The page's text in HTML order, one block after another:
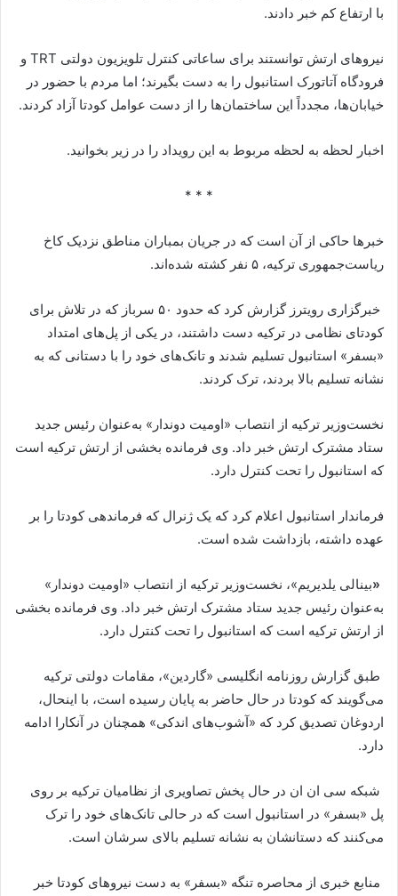
با ارتفاع کم خبر دادند.
نیروهای ارتش توانستند برای ساعاتی کنترل تلویزیون دولتی TRT و
فرودگاه آتاتورک استانبول را به دست بگیرند؛ اما مردم با حضور در
خیابان‌ها، مجدداً این ساختمان‌ها را از دست عوامل کودتا آزاد کردند.
اخبار لحظه به لحظه مربوط به این رویداد را در زیر بخوانید.
* * *
خبرها حاکی از آن است که در جریان بمباران مناطق نزدیک کاخ
ریاست‌جمهوری ترکیه، ۵ نفر کشته شده‌اند.
خبرگزاری رویترز گزارش کرد که حدود ۵۰ سرباز که در تلاش برای
کودتای نظامی در ترکیه دست داشتند، در یکی از پل‌های امتداد
«بسفر» استانبول تسلیم شدند و تانک‌های خود را با دستانی که به
نشانه تسلیم بالا بردند، ترک کردند.
نخست‌وزیر ترکیه از انتصاب «اومیت دوندار» به‌عنوان رئیس جدید
ستاد مشترک ارتش خبر داد. وی فرمانده بخشی از ارتش ترکیه است
که استانبول را تحت کنترل دارد.
فرماندار استانبول اعلام کرد که یک ژنرال که فرماندهی کودتا را بر
عهده داشته، بازداشت شده است.
«بینالی یلدیریم»، نخست‌وزیر ترکیه از انتصاب «اومیت دوندار»
به‌عنوان رئیس جدید ستاد مشترک ارتش خبر داد. وی فرمانده بخشی
از ارتش ترکیه است که استانبول را تحت کنترل دارد.
طبق گزارش روزنامه انگلیسی «گاردین»، مقامات دولتی ترکیه
می‌گویند که کودتا در حال حاضر به پایان رسیده است، با اینحال،
اردوغان تصدیق کرد که «آشوب‌های اندکی» همچنان در آنکارا ادامه
دارد.
شبکه سی ان ان در حال پخش تصاویری از نظامیان ترکیه بر روی
پل «بسفر» در استانبول است که در حالی تانک‌های خود را ترک
می‌کنند که دستانشان به نشانه تسلیم بالای سرشان است.
منابع خبری از محاصره تنگه «بسفر» به دست نیروهای کودتا خبر